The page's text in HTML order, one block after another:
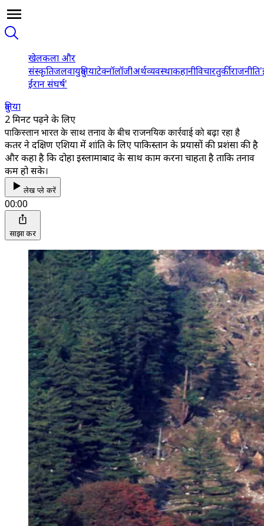
खेलकला और
संस्कृतिजलवायुदुनियाटेक्नॉलॉजीअर्थव्यवस्थाकहानीविचारतुर्कीराजनीति
ईरान संघर्ष'
दुनिया
2 मिनट पढ़ने के लिए
पाकिस्तान भारत के साथ तनाव के बीच राजनयिक कार्रवाई को बढ़ा रहा है
कतर ने दक्षिण एशिया में शांति के लिए पाकिस्तान के प्रयासों की प्रशंसा की है
और कहा है कि दोहा इस्लामाबाद के साथ काम करना चाहता है ताकि तनाव
कम हो सके।
लेख प्ले करें
00:00
साझा करें